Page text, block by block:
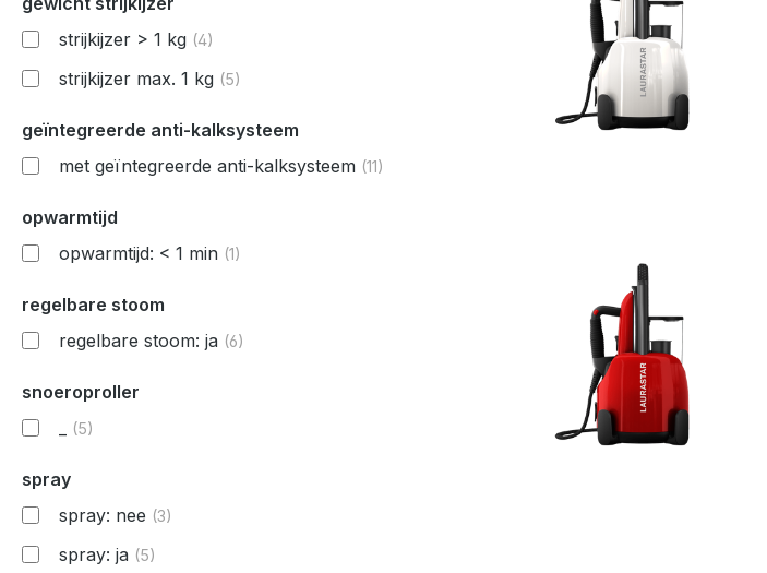
strijkijzer > 1 kg (4)
strijkijzer max. 1 kg (5)
geïntegreerde anti-kalksysteem
met geïntegreerde anti-kalksysteem (11)
opwarmtijd
opwarmtijd: < 1 min (1)
regelbare stoom
regelbare stoom: ja (6)
snoeroproller
(5)
spray
spray: nee (3)
spray: ja (5)